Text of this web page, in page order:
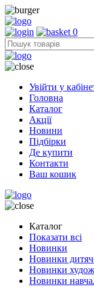
0
Увійти у
Головна
Каталог
Акції
Новини
Підбірки
Де купити
Контакти
Ваш кошик
Каталог
Показати всі
Новинки
Новинки
Новинки
Новинки